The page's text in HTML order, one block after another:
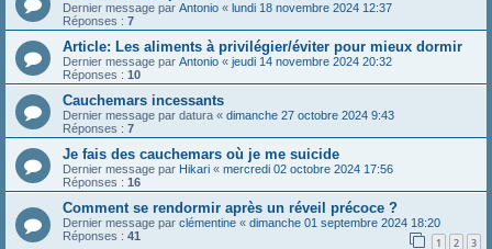
Dernier message par Antonio « lundi 18 novembre 2024 12:37
Réponses : 7
Article: Les aliments à privilégier/éviter pour mieux dormir
Dernier message par Antonio « jeudi 14 novembre 2024 20:32
Réponses : 10
Cauchemars incessants
Dernier message par datura « dimanche 27 octobre 2024 9:43
Réponses : 7
Je fais des cauchemars où je me suicide
Dernier message par Hikari « mercredi 02 octobre 2024 17:56
Réponses : 16
Comment se rendormir après un réveil précoce ?
Dernier message par clémentine « dimanche 01 septembre 2024 18:20
Réponses : 41 1 2 3